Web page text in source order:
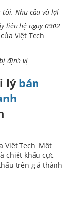
tôi. Nhu cầu và lợi
liên hệ ngay0902
Việt Tech
định vị
lý bán
Việt Tech. Một
chiết khấu cực
trên giá thành